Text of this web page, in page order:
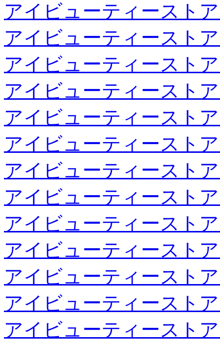
アイビューティースト
アイビューティースト
アイビューティースト
アイビューティースト
アイビューティースト
アイビューティースト
アイビューティースト
アイビューティースト
アイビューティースト
アイビューティースト
アイビューティースト
アイビューティースト
アイビューティースト